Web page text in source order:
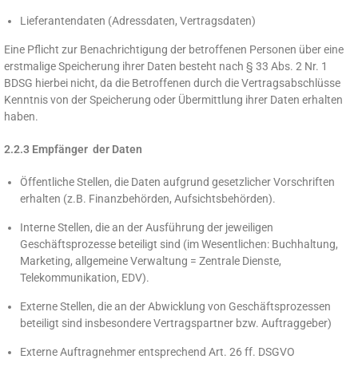
Lieferantendaten (Adressdaten, Vertragsdaten)
Eine Pflicht zur Benachrichtigung der betroffenen Personen über eine
erstmalige Speicherung ihrer Daten besteht nach § 33 Abs. 2 Nr. 1
BDSG hierbei nicht, da die Betroffenen durch die Vertragsabschlüsse
Kenntnis von der Speicherung oder Übermittlung ihrer Daten erhalten
haben.
2.2.3 Empfänger der Daten
Öffentliche Stellen, die Daten aufgrund gesetzlicher Vorschriften
erhalten (z.B. Finanzbehörden, Aufsichtsbehörden).
Interne Stellen, die an der Ausführung der jeweiligen
Geschäftsprozesse beteiligt sind (im Wesentlichen: Buchhaltung,
Marketing, allgemeine Verwaltung = Zentrale Dienste,
Telekommunikation, EDV).
Externe Stellen, die an der Abwicklung von Geschäftsprozessen
beteiligt sind insbesondere Vertragspartner bzw. Auftraggeber)
Externe Auftragnehmer entsprechend Art. 26 ff. DSGVO